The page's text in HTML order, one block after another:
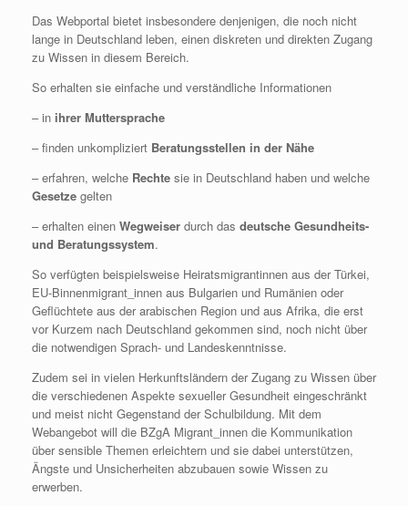
Das Webportal bietet insbesondere denjenigen, die noch nicht
lange in Deutschland leben, einen diskreten und direkten Zugang
zu Wissen in diesem Bereich.
So erhalten sie einfache und verständliche Informationen
– in ihrer Muttersprache
– finden unkompliziert Beratungsstellen in der Nähe
– erfahren, welche Rechte sie in Deutschland haben und welche
Gesetze gelten
– erhalten einen Wegweiser durch das deutsche Gesundheits-
und Beratungssystem.
So verfügten beispielsweise Heiratsmigrantinnen aus der Türkei,
EU-Binnenmigrant_innen aus Bulgarien und Rumänien oder
Geflüchtete aus der arabischen Region und aus Afrika, die erst
vor Kurzem nach Deutschland gekommen sind, noch nicht über
die notwendigen Sprach- und Landeskenntnisse.
Zudem sei in vielen Herkunftsländern der Zugang zu Wissen über
die verschiedenen Aspekte sexueller Gesundheit eingeschränkt
und meist nicht Gegenstand der Schulbildung. Mit dem
Webangebot will die BZgA Migrant_innen die Kommunikation
über sensible Themen erleichtern und sie dabei unterstützen,
Ängste und Unsicherheiten abzubauen sowie Wissen zu
erwerben.